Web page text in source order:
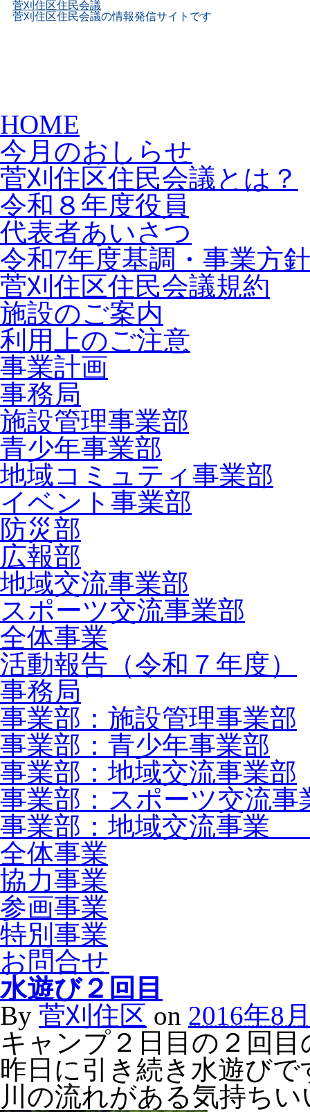
菅刈住区住民会議
菅刈住区住民会議の情報発信サイトです
Skip
to
content
HOME
今月のおしらせ
菅刈住区住民会議とは？
令和８年度役員
代表者あいさつ
令和7年度基調・事業方針
菅刈住区住民会議規約
施設のご案内
利用上のご注意
事業計画
事務局
施設管理事業部
青少年事業部
地域コミュティ事業部
イベント事業部
防災部
広報部
地域交流事業部
スポーツ交流事業部
全体事業
活動報告（令和７年度）
事務局
事業部：施設管理事業部
事業部：青少年事業部
事業部：地域交流事業部
事業部：スポーツ交流事
事業部：地域交流事業
全体事業
協力事業
参画事業
特別事業
お問合せ
水遊び２回目
By 菅刈住区 on 2016年8
キャンプ２日目の２回
昨日に引き続き水遊びで
川の流れがある気持ち